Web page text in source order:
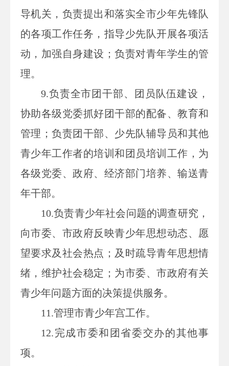
导机关，负责提出和落实全市少年先锋队
的各项工作任务，指导少先队开展各项活
动，加强自身建设；负责对青年学生的管
理。
9.负责全市团干部、团员队伍建设，
协助各级党委抓好团干部的配备、教育和
管理；负责团干部、少先队辅导员和其他
青少年工作者的培训和团员培训工作，为
各级党委、政府、经济部门培养、输送青
年干部。
10.负责青少年社会问题的调查研究，
向市委、市政府反映青少年思想动态、愿
望要求及社会热点；及时疏导青年思想情
绪，维护社会稳定；为市委、市政府有关
青少年问题方面的决策提供服务。
11.管理市青少年宫工作。
12.完成市委和团省委交办的其他事
项。